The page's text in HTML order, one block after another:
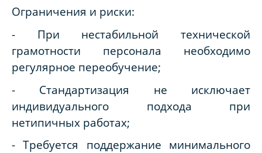
Ограничения и риски:
- При нестабильной технической
грамотности персонала необходимо
регулярное переобучение;
- Стандартизация не исключает
индивидуального подхода при
нетипичных работах;
- Требуется поддержание минимального